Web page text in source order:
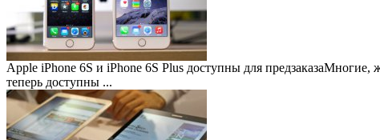
Apple iPhone 6S и iPhone 6S Plus доступны для предзаказаМногие,
теперь доступны ...